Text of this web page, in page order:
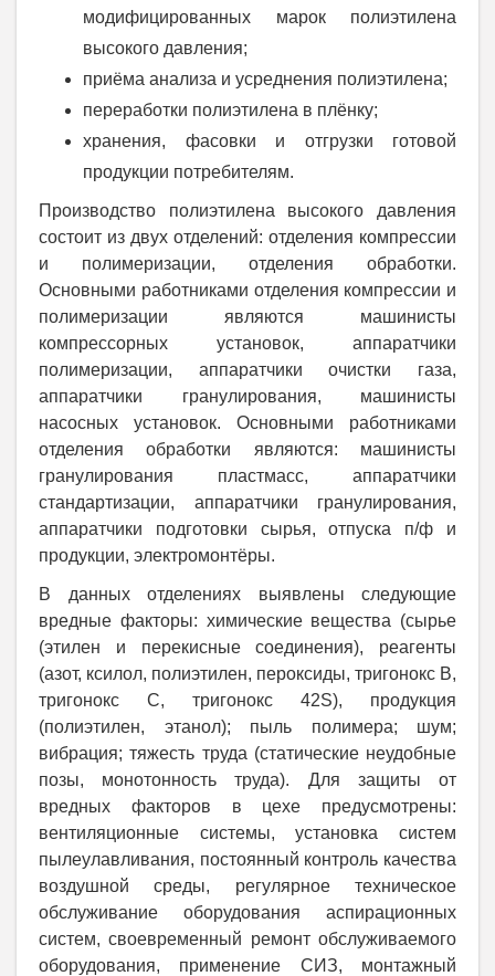
модифицированных марок полиэтилена
высокого давления;
приёма анализа и усреднения полиэтилена;
переработки полиэтилена в плёнку;
хранения, фасовки и отгрузки готовой
продукции потребителям.
Производство полиэтилена высокого давления
состоит из двух отделений: отделения компрессии
и полимеризации, отделения обработки.
Основными работниками отделения компрессии и
полимеризации являются машинисты
компрессорных установок, аппаратчики
полимеризации, аппаратчики очистки газа,
аппаратчики гранулирования, машинисты
насосных установок. Основными работниками
отделения обработки являются: машинисты
гранулирования пластмасс, аппаратчики
стандартизации, аппаратчики гранулирования,
аппаратчики подготовки сырья, отпуска п/ф и
продукции, электромонтёры.
В данных отделениях выявлены следующие
вредные факторы: химические вещества (сырье
(этилен и перекисные соединения), реагенты
(азот, ксилол, полиэтилен, пероксиды, тригонокс В,
тригонокс С, тригонокс 42S), продукция
(полиэтилен, этанол); пыль полимера; шум;
вибрация; тяжесть труда (статические неудобные
позы, монотонность труда). Для защиты от
вредных факторов в цехе предусмотрены:
вентиляционные системы, установка систем
пылеулавливания, постоянный контроль качества
воздушной среды, регулярное техническое
обслуживание оборудования аспирационных
систем, своевременный ремонт обслуживаемого
оборудования, применение СИЗ, монтажный